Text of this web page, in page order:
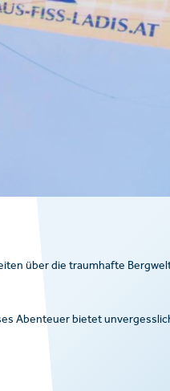
über die traumhafte
Abenteuer bietet